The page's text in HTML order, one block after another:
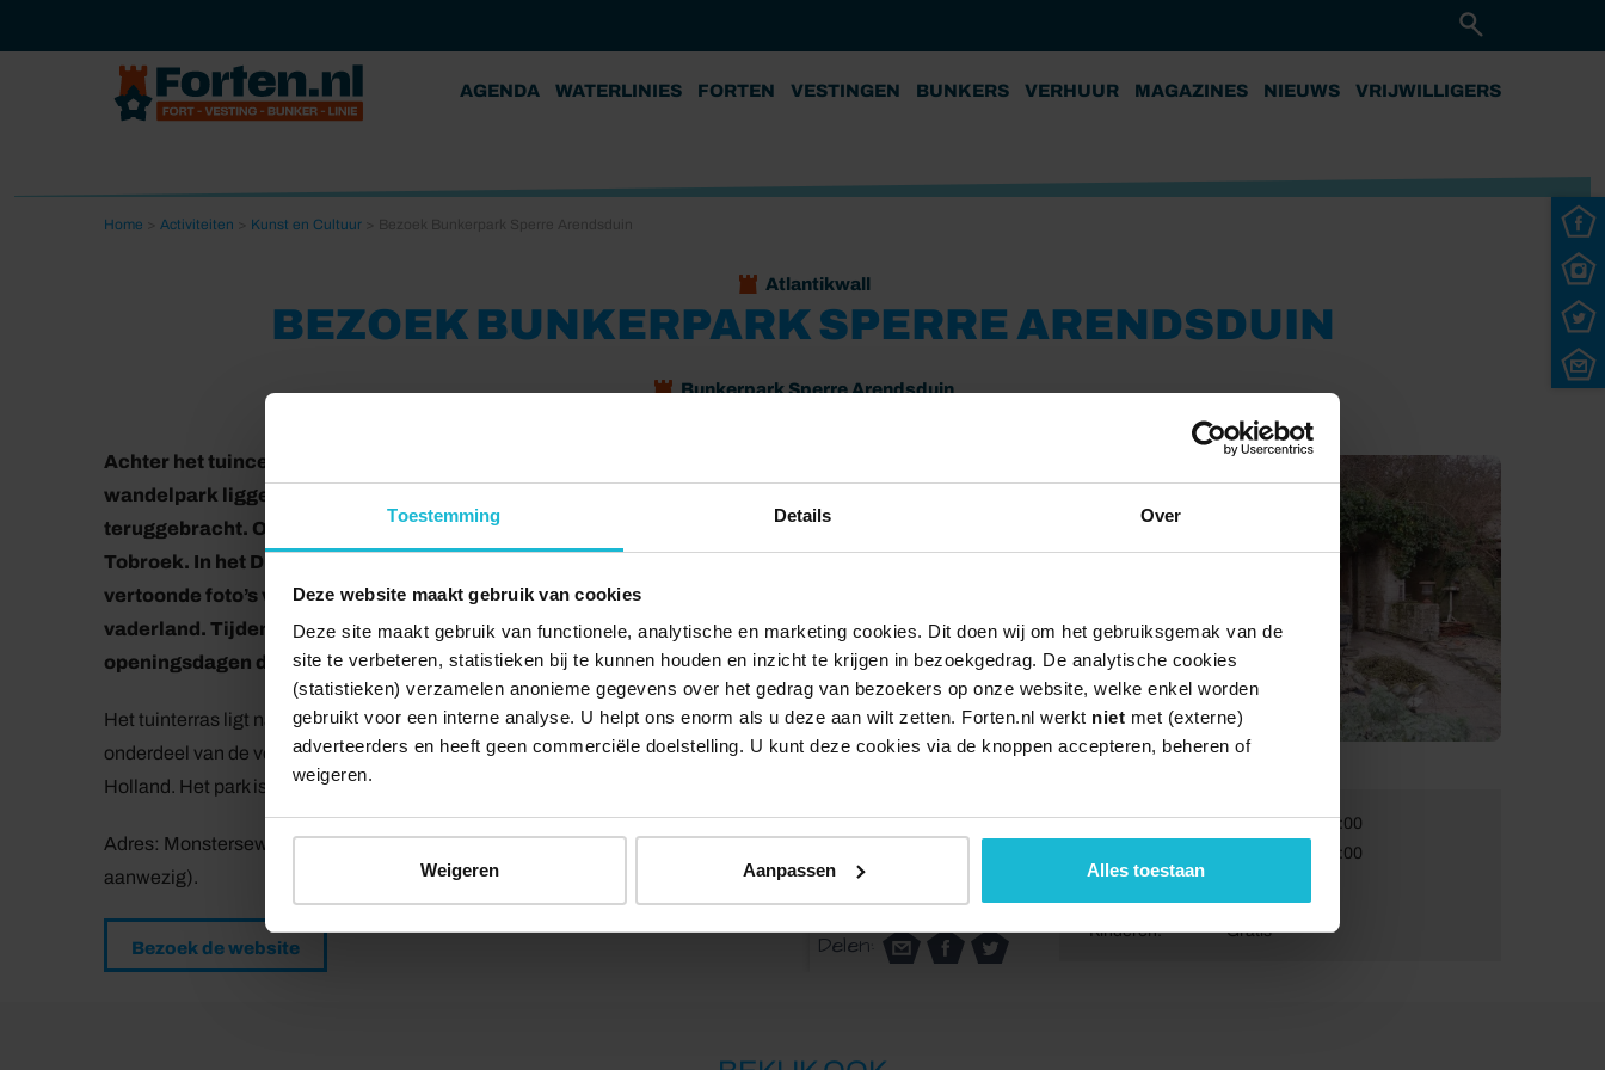
Toestemming Details Over
Deze website maakt gebruik van cookies
Deze site maakt gebruik van functionele, analytische en marketing cookies. Dit doen wij om het gebruiksgemak van de
site te verbeteren, statistieken bij te kunnen houden en inzicht te krijgen in bezoekgedrag. De analytische cookies
(statistieken) verzamelen anonieme gegevens over het gedrag van bezoekers op onze website, welke enkel worden
gebruikt voor een interne analyse. U helpt ons enorm als u deze aan wilt zetten. Forten.nl werkt niet met (externe)
adverteerders en heeft geen commerciële doelstelling. U kunt deze cookies via de knoppen accepteren, beheren of
weigeren.
Weigeren Aanpassen Alles toestaan
AGENDA WATERLINIES FORTEN VESTINGEN BUNKERS VERHUUR MAGAZINES NIEUWS VRIJWILLIGERS
Home Activiteiten Kunst en Cultuur
Atlantikwall
BEZOEK BUNKERPARK SPERRE ARENDSDUIN
Bunkerpark Sperre Arendsduin
Achter het tuincentrum Intratuin in 's-Gravenzande ligt het Bunkerpark Sperre Arendsduin. In dit
wandelpark liggen een unieke geschutsbunker waarvan de nooduitgang in originele staat is
teruggebracht. Ook vind je er een deels ingericht manschappenverblijf en een 2 persoons
Tobroek. In het Duits keukengebouw is een unieke Canadese fototentoonstelling met niet eerder
vertoonde foto’s van overwonnen Duitse soldaten in het Westland, lopend de weg terug naar hun
vaderland. Tijdens de openingstijden van de Intratuin gratis te bezichtigen. Ook zijn er op de
openingsdagen doorlopend rondleidingen
Het tuinterras ligt naast een voormalig keukengebouw wat nu dienst doet als filmzaaltje. Het complex was
onderdeel van de verdediging van de belangrijke en meest noordelijke toegang van de Festung Hoek van
Holland. Het park is te bereiken via de Intratuinwinkel en het tuincafé.
Adres: Monsterseweg 129 in 's-Gravenzande en er zijn voldoende gratis parkeerplaatsen (geen pinautomaat
aanwezig).
Bezoek de website Delen:
Van:
08-08-2026 13:00
08-08-2026 16:00
Volwassenen:
€ 5
Kinderen:
Gratis